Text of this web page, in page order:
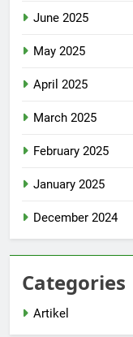
June 2025
May 2025
April 2025
March 2025
February 2025
January 2025
December 2024
Categories
Artikel